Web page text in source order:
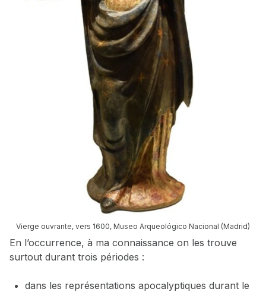
Vierge ouvrante, vers 1600, Museo Arqueológico Nacional (Madrid)
En l’occurrence, à ma connaissance on les trouve
surtout durant trois périodes :
dans les représentations apocalyptiques durant le